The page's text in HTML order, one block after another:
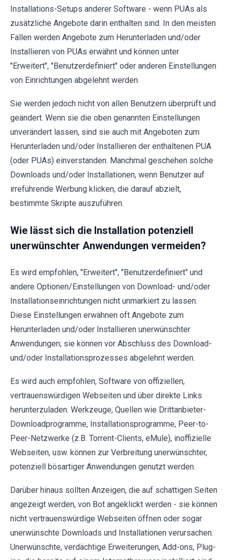
Installations-Setups anderer Software - wenn PUAs als
zusätzliche Angebote darin enthalten sind. In den meisten
Fällen werden Angebote zum Herunterladen und/oder
Installieren von PUAs erwähnt und können unter
"Erweitert", "Benutzerdefiniert" oder anderen Einstellungen
von Einrichtungen abgelehnt werden.
Sie werden jedoch nicht von allen Benutzern überprüft und
geändert. Wenn sie die oben genannten Einstellungen
unverändert lassen, sind sie auch mit Angeboten zum
Herunterladen und/oder Installieren der enthaltenen PUA
(oder PUAs) einverstanden. Manchmal geschehen solche
Downloads und/oder Installationen, wenn Benutzer auf
irreführende Werbung klicken, die darauf abzielt,
bestimmte Skripte auszuführen.
Wie lässt sich die Installation potenziell
unerwünschter Anwendungen vermeiden?
Es wird empfohlen, "Erweitert", "Benutzerdefiniert" und
andere Optionen/Einstellungen von Download- und/oder
Installationseinrichtungen nicht unmarkiert zu lassen.
Diese Einstellungen erwähnen oft Angebote zum
Herunterladen und/oder Installieren unerwünschter
Anwendungen; sie können vor Abschluss des Download-
und/oder Installationsprozesses abgelehnt werden.
Es wird auch empfohlen, Software von offiziellen,
vertrauenswürdigen Webseiten und über direkte Links
herunterzuladen. Werkzeuge, Quellen wie Drittanbieter-
Downloadprogramme, Installationsprogramme, Peer-to-
Peer-Netzwerke (z.B. Torrent-Clients, eMule), inoffizielle
Webseiten, usw. können zur Verbreitung unerwünschter,
potenziell bösartiger Anwendungen genutzt werden.
Darüber hinaus sollten Anzeigen, die auf schattigen Seiten
angezeigt werden, von Bot angeklickt werden - sie können
nicht vertrauenswürdige Webseiten öffnen oder sogar
unerwünschte Downloads und Installationen verursachen.
Unerwünschte, verdächtige Erweiterungen, Add-ons, Plug-